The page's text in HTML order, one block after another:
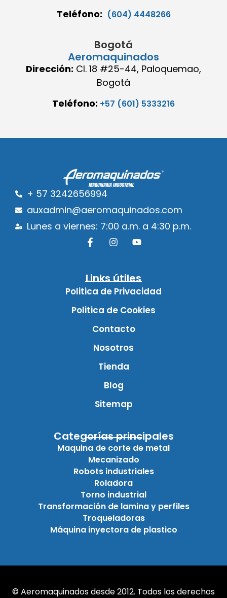
Teléfono: (604) 4448266
Bogotá
Aeromaquinados
Dirección: Cl. 18 #25-44, Paloquemao,
Bogotá
Teléfono: +57 (601) 5333216
+ 57 3242656994
auxadmin@aeromaquinados.com
Lunes a viernes: 7:00 a.m. a 4:30 p.m.
Links útiles
Politica de Privacidad
Politica de Cookies
Contacto
Nosotros
Tienda
Blog
Sitemap
Categorías principales
Maquina de corte de metal
Mecanizado
Robots industriales
Roladora
Torno industrial
Transformación de lamina y perfiles
Troqueladoras
Máquina inyectora de plastico
© Aeromaquinados desde 2012. Todos los derechos